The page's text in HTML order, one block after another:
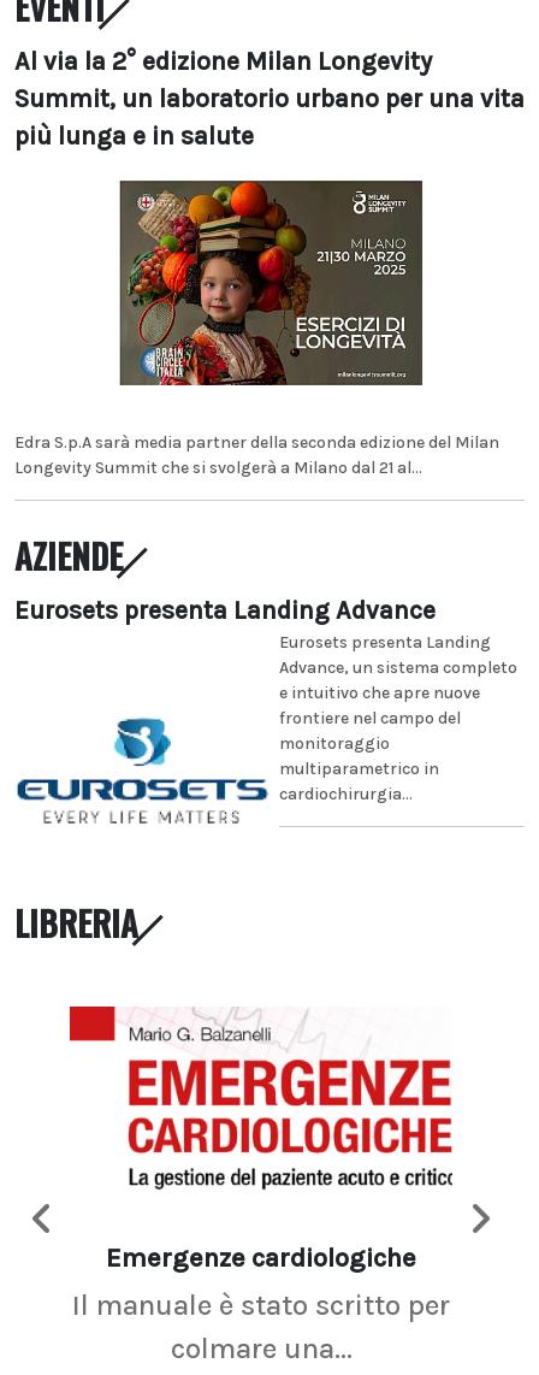
Al via la 2° edizione Milan Longevity
Summit, un laboratorio urbano per una vita
più lunga e in salute
Edra S.p.A sarà media partner della seconda edizione del Milan
Longevity Summit che si svolgerà a Milano dal 21 al...
AZIENDE
Eurosets presenta Landing Advance
Eurosets presenta Landing
Advance, un sistema completo
e intuitivo che apre nuove
frontiere nel campo del
monitoraggio
multiparametrico in
cardiochirurgia...
LIBRERIA
Emergenze cardiologiche
Il manuale è stato scritto per
colmare una...